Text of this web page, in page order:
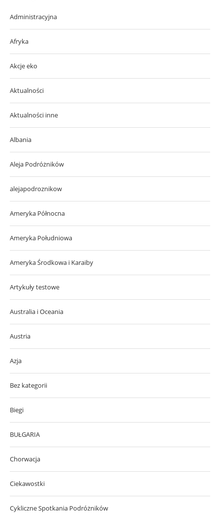
Administracyjna
Afryka
Akcje eko
Aktualności
Aktualności inne
Albania
Aleja Podróżników
alejapodroznikow
Ameryka Północna
Ameryka Południowa
Ameryka Środkowa i Karaiby
Artykuły testowe
Australia i Oceania
Austria
Azja
Bez kategorii
Biegi
BUŁGARIA
Chorwacja
Ciekawostki
Cykliczne Spotkania Podróżników